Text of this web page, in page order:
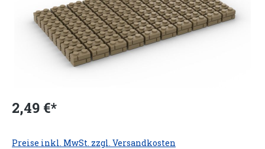
2,49 €*
Preise inkl. MwSt. zzgl. Versandkosten